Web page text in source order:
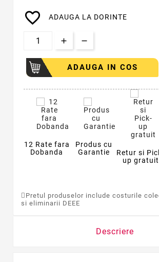
favorite_border ADAUGA LA DORINTE
ADAUGA IN COS
12 Rate fara
Dobanda
Produs cu
Garantie
Retur si
up gratuit
Pretul produselor include costurile
si eliminarii DEEE
Descriere